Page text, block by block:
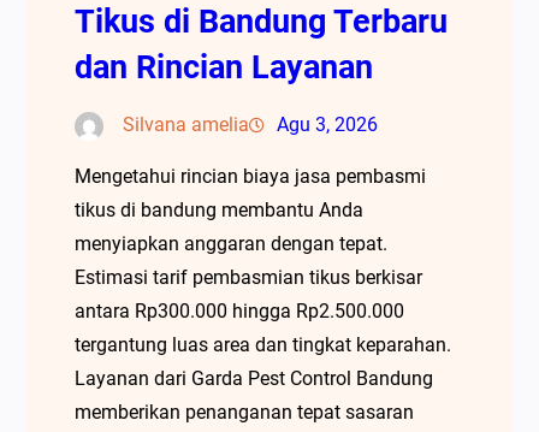
Tikus di Bandung Terbaru
dan Rincian Layanan
Silvana amelia Agu 3, 2026
Mengetahui rincian biaya jasa pembasmi
tikus di bandung membantu Anda
menyiapkan anggaran dengan tepat.
Estimasi tarif pembasmian tikus berkisar
antara Rp300.000 hingga Rp2.500.000
tergantung luas area dan tingkat keparahan.
Layanan dari Garda Pest Control Bandung
memberikan penanganan tepat sasaran